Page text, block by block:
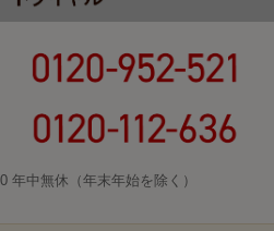
年中無休（年末年始を除く）